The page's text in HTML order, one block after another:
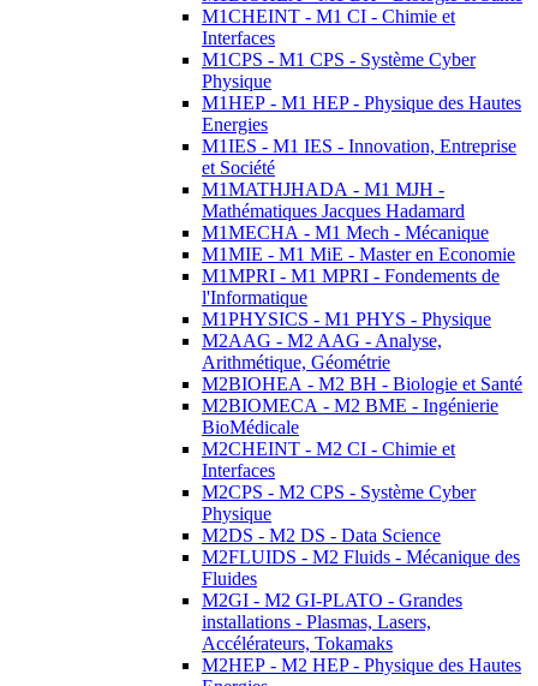
M1CHEINT - M1 CI - Chimie et
Interfaces
M1CPS - M1 CPS - Système Cyber
Physique
M1HEP - M1 HEP - Physique des Hautes
Energies
M1IES - M1 IES - Innovation, Entreprise
et Société
M1MATHJHADA - M1 MJH -
Mathématiques Jacques Hadamard
M1MECHA - M1 Mech - Mécanique
M1MIE - M1 MiE - Master en Economie
M1MPRI - M1 MPRI - Fondements de
l'Informatique
M1PHYSICS - M1 PHYS - Physique
M2AAG - M2 AAG - Analyse,
Arithmétique, Géométrie
M2BIOHEA - M2 BH - Biologie et Santé
M2BIOMECA - M2 BME - Ingénierie
BioMédicale
M2CHEINT - M2 CI - Chimie et
Interfaces
M2CPS - M2 CPS - Système Cyber
Physique
M2DS - M2 DS - Data Science
M2FLUIDS - M2 Fluids - Mécanique des
Fluides
M2GI - M2 GI-PLATO - Grandes
installations - Plasmas, Lasers,
Accélérateurs, Tokamaks
M2HEP - M2 HEP - Physique des Hautes